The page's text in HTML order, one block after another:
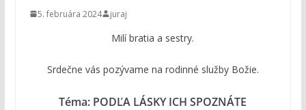
5. februára 2024 juraj
Milí bratia a sestry.
Srdečne vás pozývame na rodinné služby Božie.
Téma: PODĽA LÁSKY ICH SPOZNÁTE